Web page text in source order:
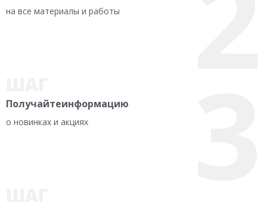
на все материалы и работы
Получайтеинформацию
о новинках и акциях